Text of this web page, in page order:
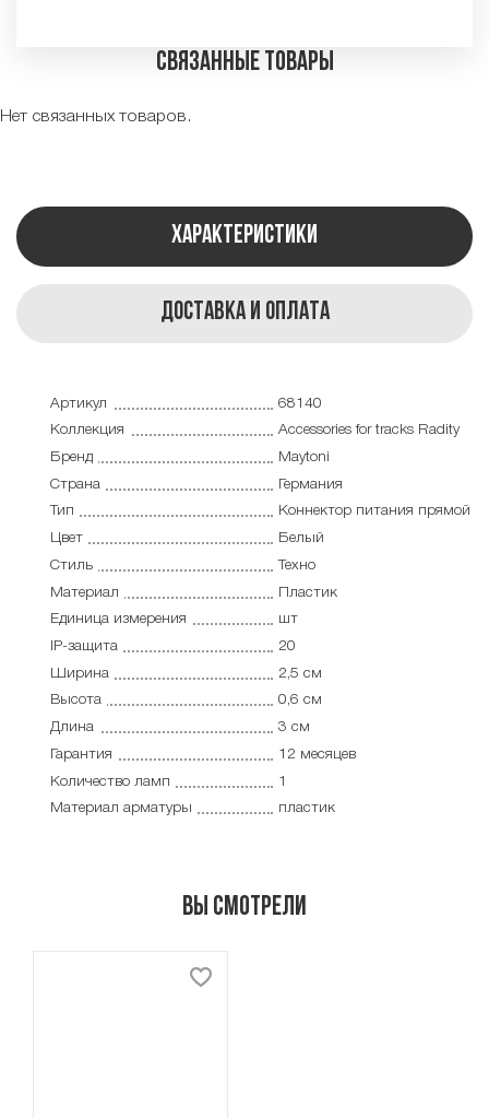
Связанные товары
Нет связанных товаров.
Характеристики
Доставка и оплата
Артикул
68140
Коллекция
Accessories for tracks Radity
Бренд
Maytoni
Страна
Германия
Тип
Коннектор питания прямой
Цвет
Белый
Стиль
Техно
Материал
Пластик
Единица измерения
шт
IP-защита
20
Ширина
2,5 см
Высота
0,6 см
Длина
3 см
Гарантия
12 месяцев
Количество ламп
1
Материал арматуры
пластик
Вы смотрели